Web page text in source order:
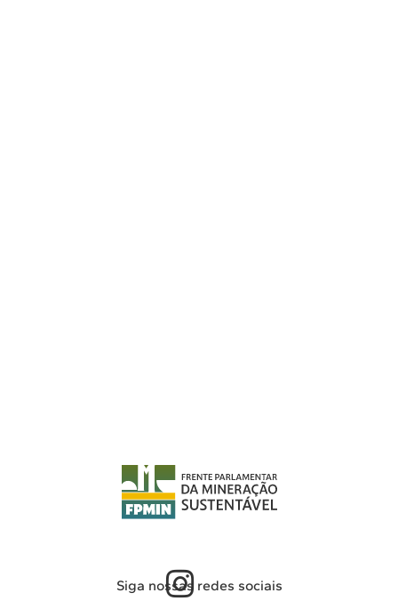
Siga nossas redes sociais